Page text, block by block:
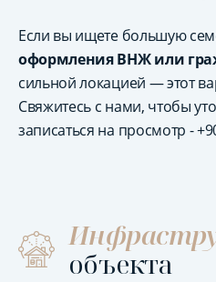
Если вы ищете большую
оформления ВНЖ или
сильной локацией — этот
Свяжитесь с нами, чтобы
записаться на просмотр -
объекта